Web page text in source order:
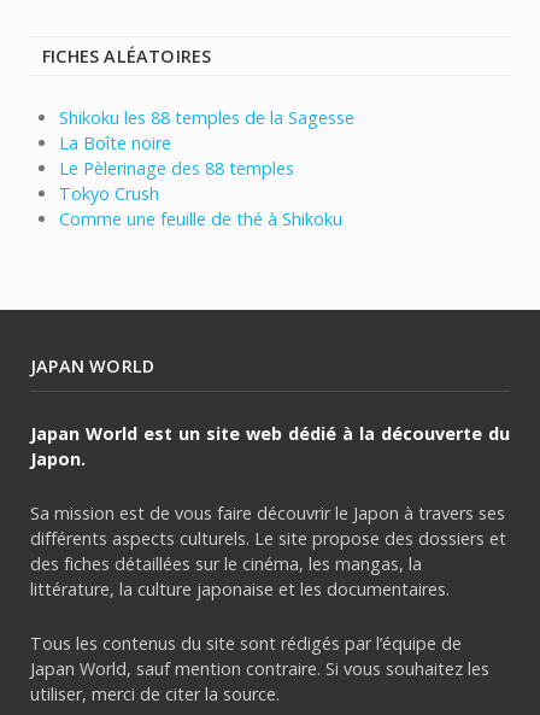
FICHES ALÉATOIRES
Shikoku les 88 temples de la Sagesse
La Boîte noire
Le Pèlerinage des 88 temples
Tokyo Crush
Comme une feuille de thé à Shikoku
JAPAN WORLD
Japan World est un site web dédié à la découverte du
Japon.
Sa mission est de vous faire découvrir le Japon à travers ses
différents aspects culturels. Le site propose des dossiers et
des fiches détaillées sur le cinéma, les mangas, la
littérature, la culture japonaise et les documentaires.
Tous les contenus du site sont rédigés par l’équipe de
Japan World, sauf mention contraire. Si vous souhaitez les
utiliser, merci de citer la source.